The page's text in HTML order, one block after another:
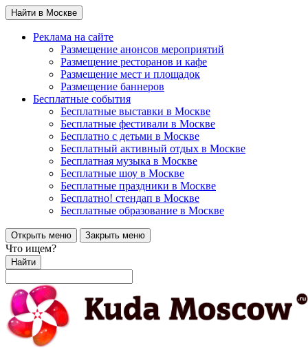
Найти в Москве
Реклама на сайте
Размещение анонсов мероприятий
Размещение ресторанов и кафе
Размещение мест и площадок
Размещение баннеров
Бесплатные события
Бесплатные выставки в Москве
Бесплатные фестивали в Москве
Бесплатно с детьми в Москве
Бесплатный активный отдых в Москве
Бесплатная музыка в Москве
Бесплатные шоу в Москве
Бесплатные праздники в Москве
Бесплатно! стендап в Москве
Бесплатные образование в Москве
Открыть меню Закрыть меню
Что ищем?
Найти